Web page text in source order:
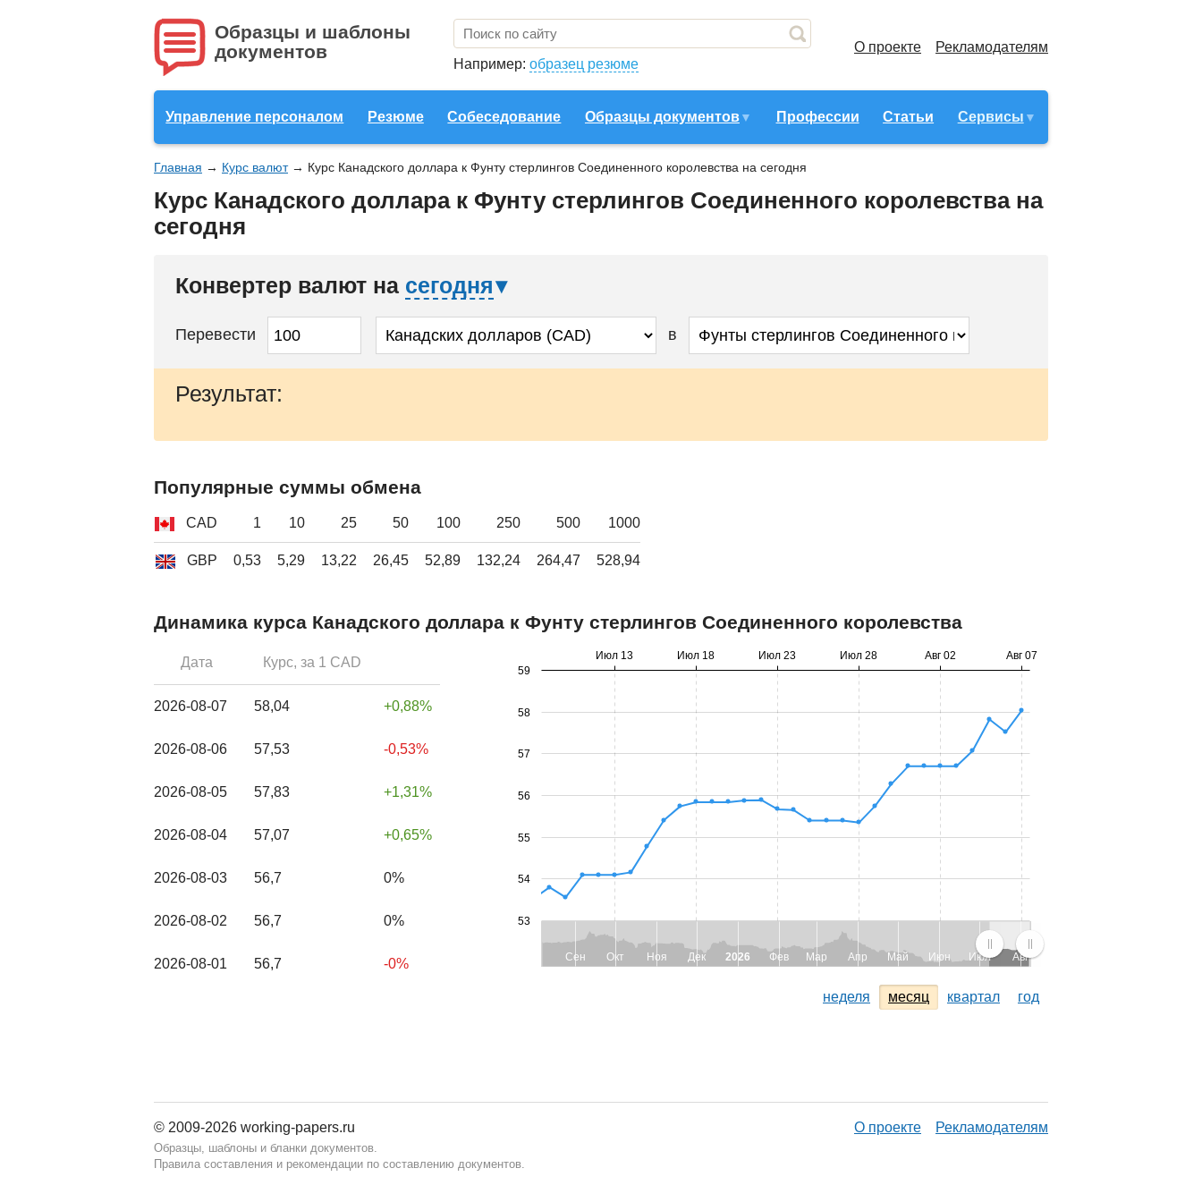
Образцы и шаблоны
документов
Например: образец резюме
О проекте Рекламодателям
Управление персоналом Резюме Собеседование Образцы документов Профессии Статьи Сервисы
Главная → Курс валют→ Курс Канадского доллара к Фунту стерлингов Соединенного королевства на сегодня
Курс Канадского доллара к Фунту стерлингов Соединенного королевства на
сегодня
Конвертер валют на сегодня
Перевести в
Результат:
Популярные суммы обмена
CAD 1 10 25 50 100 250 500 1000
GBP 0,53 5,29 13,22 26,45 52,89 132,24 264,47 528,94
Динамика курса Канадского доллара к Фунту стерлингов Соединенного королевства
Дата Курс, за 1 CAD
2026-08-07 58,04 0,88%
2026-08-06 57,53 -0,53%
2026-08-05 57,83 1,31%
2026-08-04 57,07 0,65%
2026-08-03 56,7 0%
2026-08-02 56,7 0%
2026-08-01 56,7 -0% Сен Окт Ноя Дек 2026 Фев Мар Апр Май Июн Июл Авг
Июл 13 Июл 18 Июл 23 Июл 28 Авг 02 Авг 07
53
54
55
56
57
58
59
неделя месяц квартал год
© 2009-2026 working-papers.ru О проекте Рекламодателям
Образцы, шаблоны и бланки документов.
Правила составления и рекомендации по составлению документов.